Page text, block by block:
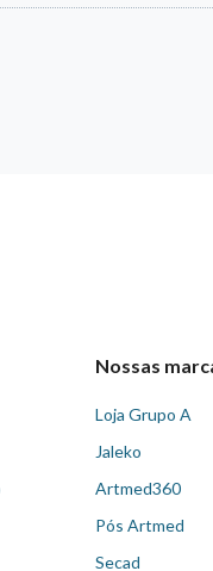
Nossas
Loja Grupo A
Jaleko
Artmed360
Pós Artmed
Secad